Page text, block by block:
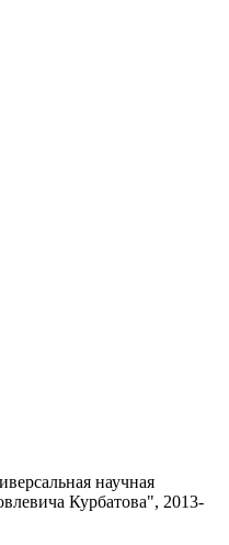
научная
Курбатова", 2013-